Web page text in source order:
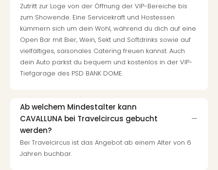
Zutritt zur Loge von der Öffnung der VIP-Bereiche bis
zum Showende. Eine Servicekraft und Hostessen
kümmern sich um dein Wohl, während du dich auf eine
Open Bar mit Bier, Wein, Sekt und Softdrinks sowie auf
vielfältiges, saisonales Catering freuen kannst. Auch
dein Auto parkst du bequem und kostenlos in der VIP-
Tiefgarage des PSD BANK DOME.
Ab welchem Mindestalter kann
CAVALLUNA bei Travelcircus gebucht
werden?
Bei Travelcircus ist das Angebot ab einem Alter von 6
Jahren buchbar.